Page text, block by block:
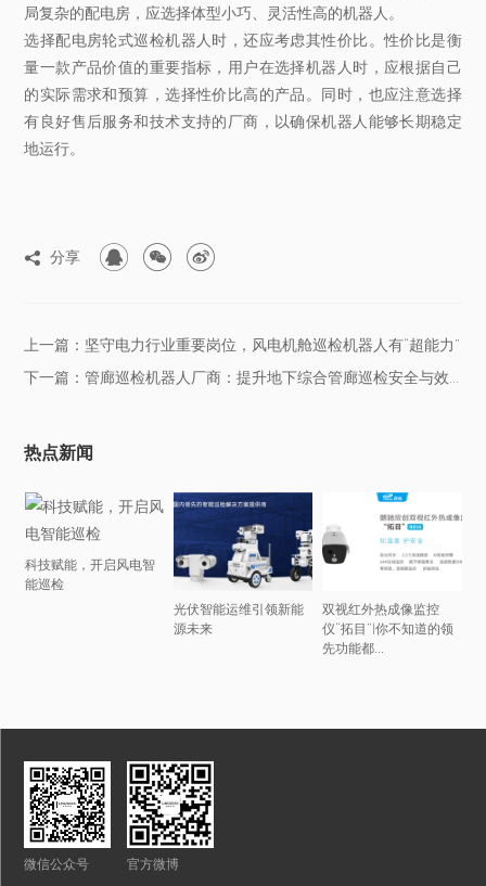
局复杂的配电房，应选择体型小巧、灵活性高的机器人。
选择配电房轮式巡检机器人时，还应考虑其性价比。性价比是衡
量一款产品价值的重要指标，用户在选择机器人时，应根据自己
的实际需求和预算，选择性价比高的产品。同时，也应注意选择
有良好售后服务和技术支持的厂商，以确保机器人能够长期稳定
地运行。
 分享   
上一篇：坚守电力行业重要岗位，风电机舱巡检机器人有“超能力”
热点新闻
科技赋能，开启风电智
能巡检
光伏智能运维引领新能
源未来
双视红外热成像监控
仪“拓目”|你不知道的领
先功能都...
微信公众号 官方微博